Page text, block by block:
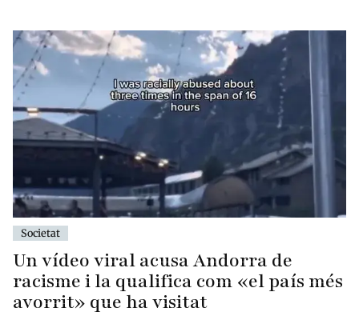
Societat
Un vídeo viral acusa Andorra de
racisme i la qualifica com «el país més
avorrit» que ha visitat